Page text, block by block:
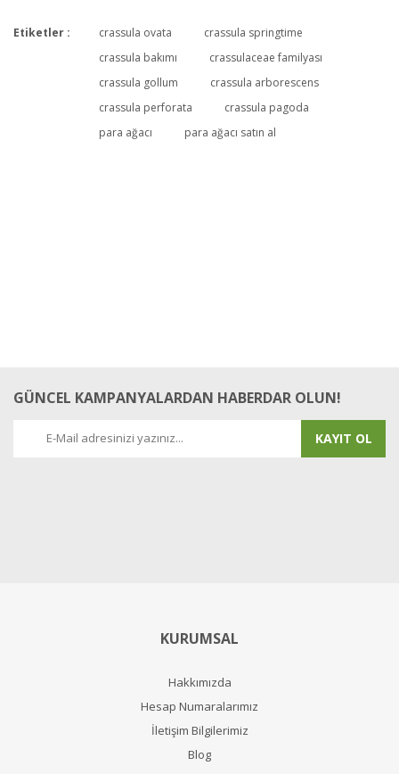
staga gırınce bılgi verirseniz alıcam
Etiketler : crassula ovata
crassula springtime
crassula bakımı
crassulaceae familyası
crassula gollum
crassula arborescens
crassula perforata
crassula pagoda
para ağacı
para ağacı satın al
GÜNCEL KAMPANYALARDAN HABERDAR OLUN!
KAYIT OL
KURUMSAL
Hakkımızda
Hesap Numaralarımız
İletişim Bilgilerimiz
Blog